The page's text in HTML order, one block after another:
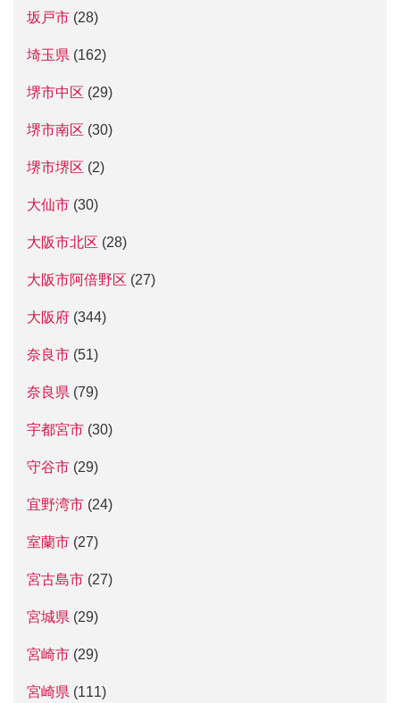
坂戸市 (28)
埼玉県 (162)
堺市中区 (29)
堺市南区 (30)
堺市堺区 (2)
大仙市 (30)
大阪市北区 (28)
大阪市阿倍野区 (27)
大阪府 (344)
奈良市 (51)
奈良県 (79)
宇都宮市 (30)
守谷市 (29)
宜野湾市 (24)
室蘭市 (27)
宮古島市 (27)
宮城県 (29)
宮崎市 (29)
宮崎県 (111)